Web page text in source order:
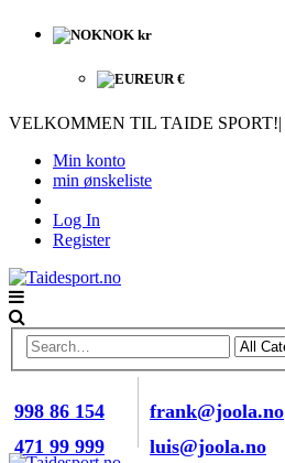
NOK kr
EUR €
VELKOMMEN TIL TAIDE SPORT!|
Min konto
min ønskeliste
Log In
Register
998 86 154
471 99 999
frank@joola.no
luis@joola.no